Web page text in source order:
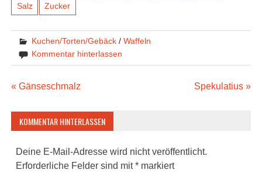
Salz Zucker
Kuchen/Torten/Gebäck /Waffeln
Kommentar hinterlassen
Beitragsnavigation
« Gänseschmalz Spekulatius »
KOMMENTAR HINTERLASSEN
Deine E-Mail-Adresse wird nicht veröffentlicht.
Erforderliche Felder sind mit* markiert